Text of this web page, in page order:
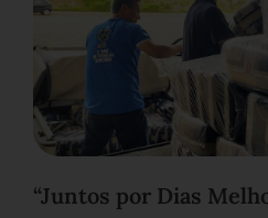
“Juntos por Dias